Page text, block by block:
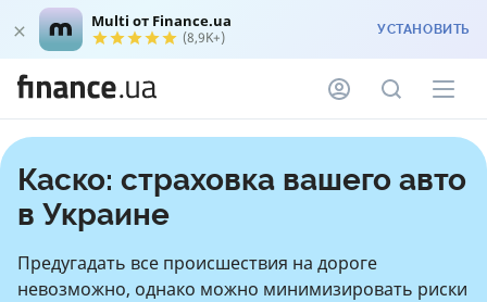
Multi от Finance.ua
(8,9K+) УСТАНОВИТЬ
Каско: страховка вашего авто
в Украине
Предугадать все происшествия на дороге
невозможно, однако можно минимизировать риски